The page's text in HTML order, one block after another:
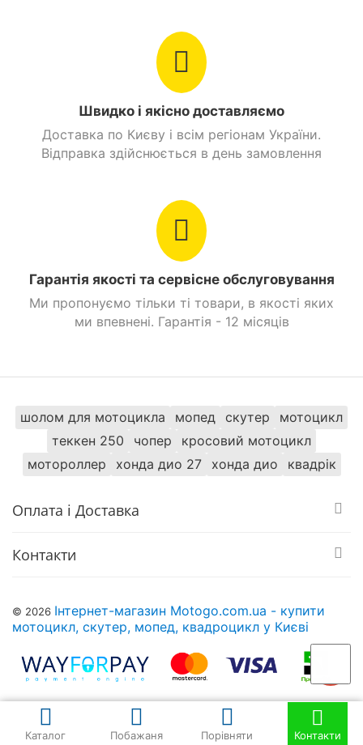
Швидко і якісно доставляємо
Доставка по Києву і всім регіонам України.
Відправка здійснюється в день замовлення
Гарантія якості та сервісне обслуговування
Ми пропонуємо тільки ті товари, в якості яких
ми впевнені. Гарантія - 12 місяців
шолом для мотоцикла мопед скутер
мотоцикл
теккен 250
чопер
кросовий мотоцикл
мотороллер
хонда дио 27 хонда дио квадрік
Оплата і Доставка
Контакти
© 2026 Інтернет-магазин Motogo.com.ua - купити
мотоцикл, скутер, мопед, квадроцикл у Києві
Каталог Побажаня Порівняти Контакти